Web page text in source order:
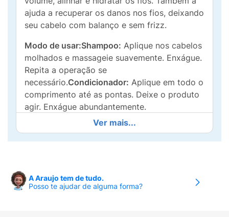
ajuda a recuperar os danos nos fios, deixando
seu cabelo com balanço e sem frizz.
Modo de usar:Shampoo: Aplique nos cabelos
molhados e massageie suavemente. Enxágue.
Repita a operação se
necessário.Condicionador: Aplique em todo o
comprimento até as pontas. Deixe o produto
agir. Enxágue abundantemente.
Ver mais...
A Araujo tem de tudo.
Posso te ajudar de alguma forma?